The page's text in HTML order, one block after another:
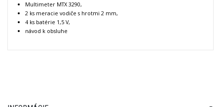
Multimeter MTX 3290,
2 ks meracie vodiče s hrotmi 2 mm,
4 ks batérie 1,5 V,
návod k obsluhe